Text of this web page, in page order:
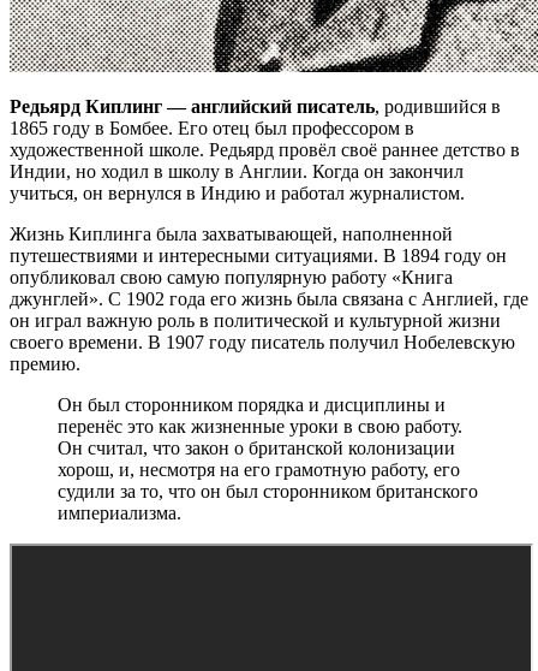
Редьярд Киплинг — английский писатель, родившийся в
1865 году в Бомбее. Его отец был профессором в
художественной школе. Редьярд провёл своё раннее детство в
Индии, но ходил в школу в Англии. Когда он закончил
учиться, он вернулся в Индию и работал журналистом.
Жизнь Киплинга была захватывающей, наполненной
путешествиями и интересными ситуациями. В 1894 году он
опубликовал свою самую популярную работу «Книга
джунглей». С 1902 года его жизнь была связана с Англией, где
он играл важную роль в политической и культурной жизни
своего времени. В 1907 году писатель получил Нобелевскую
премию.
Он был сторонником порядка и дисциплины и
перенёс это как жизненные уроки в свою работу.
Он считал, что закон о британской колонизации
хорош, и, несмотря на его грамотную работу, его
судили за то, что он был сторонником британского
империализма.